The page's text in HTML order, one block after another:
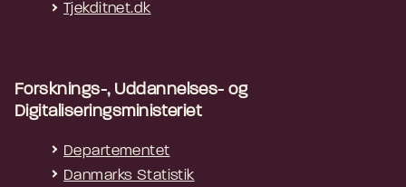
Tjekditnet.dk
Forsknings-, Uddannelses- og
Digitaliseringsministeriet
Departementet
Danmarks Statistik